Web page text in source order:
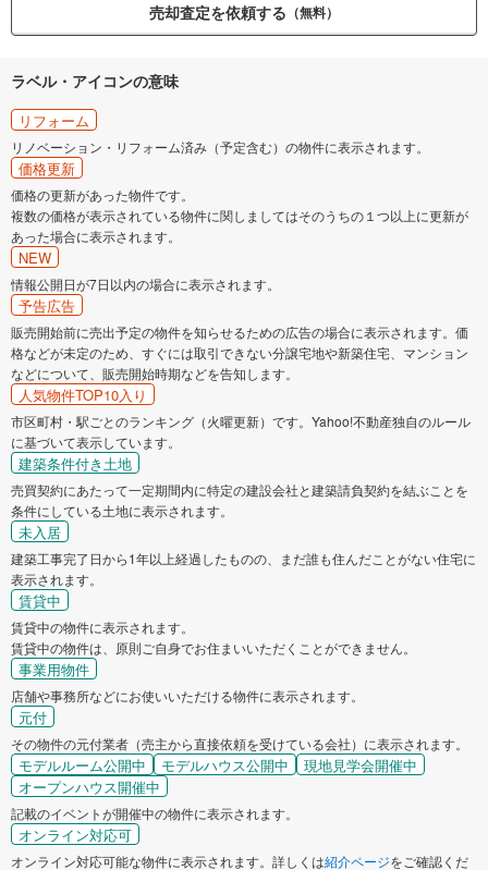
売却査定を依頼する （無料）
ラベル・アイコンの意味
リフォーム
リノベーション・リフォーム済み（予定含む）の物件に表示されます。
価格更新
価格の更新があった物件です。
複数の価格が表示されている物件に関しましてはそのうちの１つ以上に更新が
あった場合に表示されます。
NEW
情報公開日が7日以内の場合に表示されます。
予告広告
販売開始前に売出予定の物件を知らせるための広告の場合に表示されます。価
格などが未定のため、すぐには取引できない分譲宅地や新築住宅、マンション
などについて、販売開始時期などを告知します。
人気物件TOP10入り
市区町村・駅ごとのランキング（火曜更新）です。Yahoo!不動産独自のルール
に基づいて表示しています。
建築条件付き土地
売買契約にあたって一定期間内に特定の建設会社と建築請負契約を結ぶことを
条件にしている土地に表示されます。
未入居
建築工事完了日から1年以上経過したものの、まだ誰も住んだことがない住宅に
表示されます。
賃貸中
賃貸中の物件に表示されます。
賃貸中の物件は、原則ご自身でお住まいいただくことができません。
事業用物件
店舗や事務所などにお使いいただける物件に表示されます。
元付
その物件の元付業者（売主から直接依頼を受けている会社）に表示されます。
モデルルーム公開中 モデルハウス公開中
現地見学会開催中
オープンハウス開催中
記載のイベントが開催中の物件に表示されます。
オンライン対応可
オンライン対応可能な物件に表示されます。詳しくは紹介ページをご確認くだ